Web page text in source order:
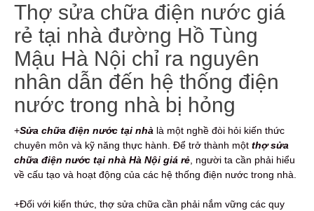
Thợ sửa chữa điện nước giá
rẻ tại nhà đường Hồ Tùng
Mậu Hà Nội chỉ ra nguyên
nhân dẫn đến hệ thống điện
nước trong nhà bị hỏng
+Sửa chữa điện nước tại nhà là một nghề đòi hỏi kiến thức
chuyên môn và kỹ năng thực hành. Để trở thành một thợ sửa
chữa điện nước tại nhà Hà Nội giá rẻ, người ta cần phải hiểu
về cấu tạo và hoạt động của các hệ thống điện nước trong nhà.
+Đối với kiến thức, thợ sửa chữa cần phải nắm vững các quy